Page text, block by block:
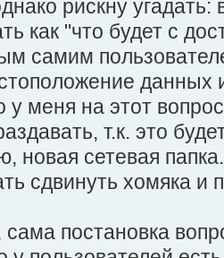
рискну
как "что будет с
самим
данных
у меня на этот
т.к. это
новая сетевая
сдвинуть хомяка и
постановка